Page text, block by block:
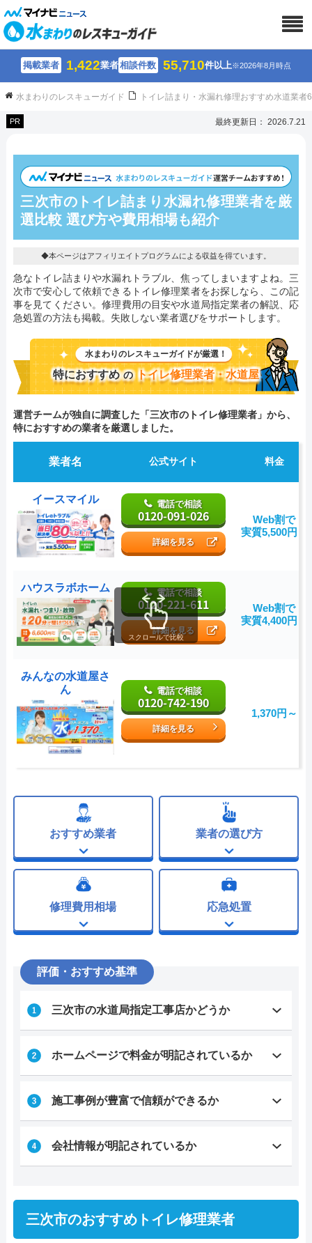
掲載業者 1,422業者相談件数 55,710件以上※2026年8月時点
水まわりのレスキューガイド トイレ詰まり・水漏れ修理おすすめ水道業
PR 最終更新日： 2026.7.21
三次市のトイレ詰まり水漏れ修理業者を厳
選比較 選び方や費用相場も紹介
◆本ページはアフィリエイトプログラムによる収益を得ています。
急なトイレ詰まりや水漏れトラブル、焦ってしまいますよね。三
次市で安心して依頼できるトイレ修理業者をお探しなら、この記
事を見てください。修理費用の目安や水道局指定業者の解説、応
急処置の方法も掲載。失敗しない業者選びをサポートします。
水まわりのレスキューガイドが厳選！
特におすすめ の トイレ修理業者・水道屋
運営チームが独自に調査した「三次市のトイレ修理業者」から、
特におすすめの業者を厳選しました。
業者名 公式サイト 料金
イースマイル 電話で相談
0120-091-026
詳細を見る
Web割で
実質5,500円～
ハウスラボホーム 電話で相談
0120-221-611
詳細を見る
Web割で
実質4,400円～
みんなの水道屋さ
ん
電話で相談
0120-742-190
詳細を見る
1,370円～
スクロールで比較
おすすめ業者 業者の選び方
修理費用相場 応急処置
評価・おすすめ基準
三次市の水道局指定工事店かどうか
ホームページで料金が明記されているか
施工事例が豊富で信頼ができるか
会社情報が明記されているか
三次市のおすすめトイレ修理業者